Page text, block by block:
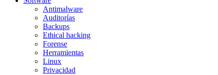
Antimalware
Auditorías
Backups
Ethical hacking
Forense
Herramientas
Linux
Privacidad